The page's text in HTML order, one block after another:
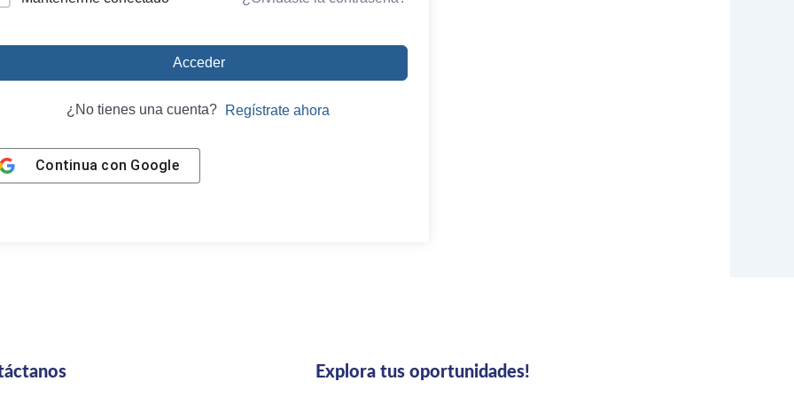
Acceder
¿No tienes una cuenta? Regístrate ahora
Continua con Google
Explora tus oportunidades!